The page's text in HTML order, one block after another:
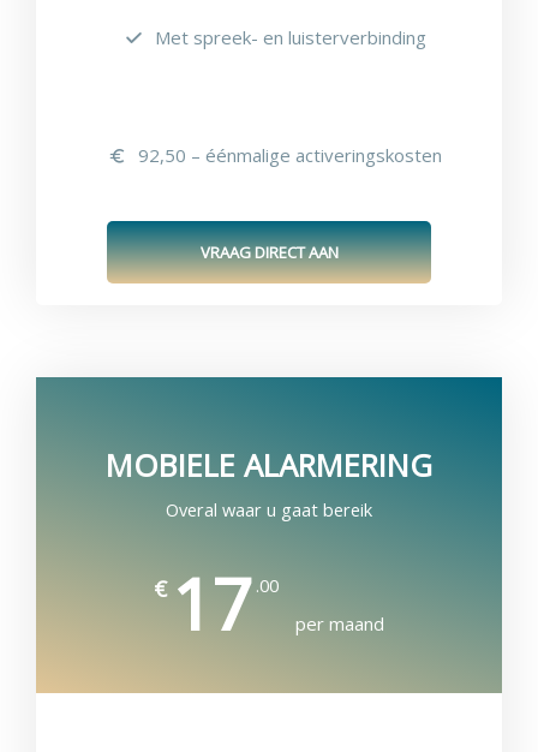
Met spreek- en luisterverbinding
92,50 – éénmalige activeringskosten
VRAAG DIRECT AAN
MOBIELE ALARMERING
Overal waar u gaat bereik
€17 .00
per maand